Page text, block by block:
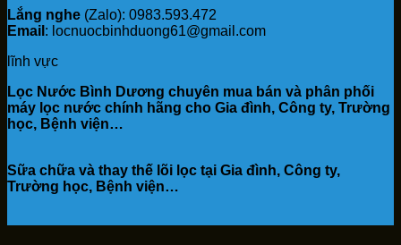
Lắng nghe (Zalo): 0983.593.472
Email : locnuocbinhduong61@gmail.com
lĩnh vực
Lọc Nước Bình Dương chuyên mua bán và phân phối
máy lọc nước chính hãng cho Gia đình, Công ty, Trường
học, Bệnh viện…
Sữa chữa và thay thế lõi lọc tại Gia đình, Công ty,
Trường học, Bệnh viện…